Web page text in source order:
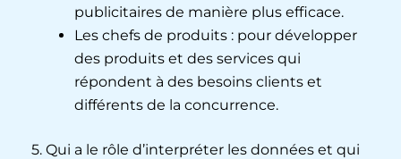
publicitaires de manière plus efficace.
Les chefs de produits : pour développer
des produits et des services qui
répondent à des besoins clients et
différents de la concurrence.
5. Qui a le rôle d’interpréter les données et qui